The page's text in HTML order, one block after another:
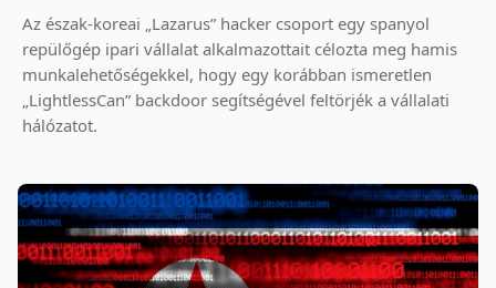
Az észak-koreai „Lazarus” hacker csoport egy spanyol
repülőgép ipari vállalat alkalmazottait célozta meg hamis
munkalehetőségekkel, hogy egy korábban ismeretlen
„LightlessCan” backdoor segítségével feltörjék a vállalati
hálózatot.